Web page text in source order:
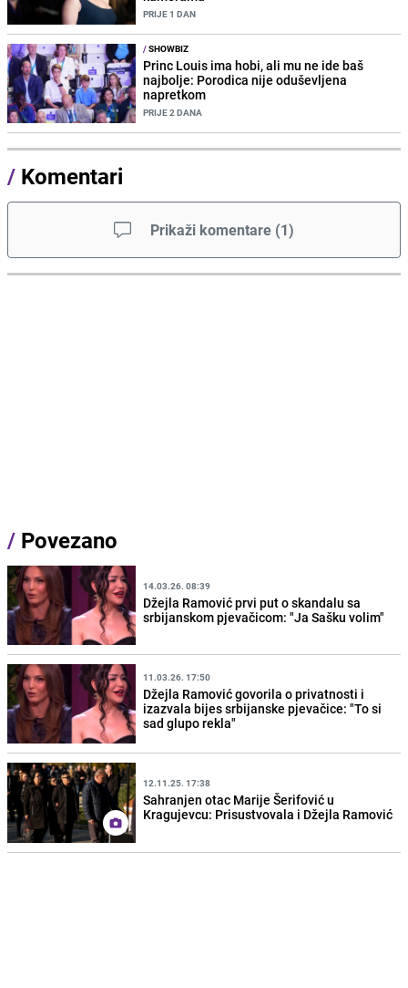
PRIJE 1 DAN
/SHOWBIZ
Princ Louis ima hobi, ali mu ne ide baš
najbolje: Porodica nije oduševljena
napretkom
PRIJE 2 DANA
/ Komentari
Prikaži komentare (1)
/ Povezano
14.03.26. 08:39
Džejla Ramović prvi put o skandalu sa
srbijanskom pjevačicom: "Ja Sašku volim"
11.03.26. 17:50
Džejla Ramović govorila o privatnosti i
izazvala bijes srbijanske pjevačice: "To si
sad glupo rekla"
12.11.25. 17:38
Sahranjen otac Marije Šerifović u
Kragujevcu: Prisustvovala i Džejla Ramović